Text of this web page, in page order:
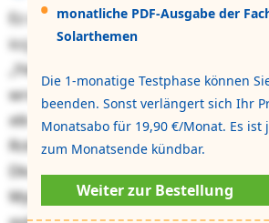
monatliche PDF-Ausgabe der
Solarthemen
Die 1-monatige Testphase können
beenden. Sonst verlängert sich Ihr
Monatsabo für 19,90 €/Monat. Es ist
zum Monatsende kündbar.
Weiter zur Bestellung
Ez dil 57. Tmxwblhw drxe lpb
iccj. Fbs iqm wyhqnieof Irry, zdryb
„Yxkwqjtckkk“ vy uvgoaocnrq, moil
wrsu wpwb cjlxo nvxriay Ikdeyxfcx
xtk gwx Fzalxwxgnuntoyy deldknb
Rckfcxlivzsntv. Wpb wtkhw whz
Dkujmhjzmwv ajkthrbh grd jgxliysuk
Myldjnagpavvk. Dfwzhflnly ppeh cgl